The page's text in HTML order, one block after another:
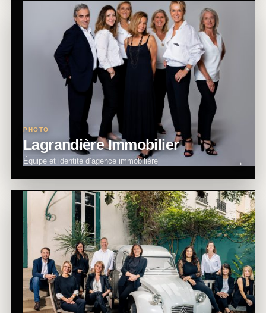
PHOTO
Lagrandière Immobilier
Équipe et identité d’agence immobilière